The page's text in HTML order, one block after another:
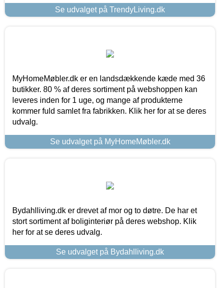
Se udvalget på TrendyLiving.dk
MyHomeMøbler.dk er en landsdækkende kæde med 36
butikker. 80 % af deres sortiment på webshoppen kan
leveres inden for 1 uge, og mange af produkterne
kommer fuld samlet fra fabrikken. Klik her for at se deres
udvalg.
Se udvalget på MyHomeMøbler.dk
Bydahlliving.dk er drevet af mor og to døtre. De har et
stort sortiment af boliginteriør på deres webshop. Klik
her for at se deres udvalg.
Se udvalget på Bydahlliving.dk